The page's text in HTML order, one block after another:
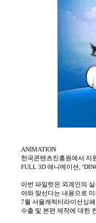
ANIMATION
한국콘텐츠진흥원에서 지
FULL 3D 애니메이션,
이번 파일럿은 외계인의
야와 맞선다는 내용으로
7월 서울캐릭터라이선싱
수출 및 본편 제작에 대한